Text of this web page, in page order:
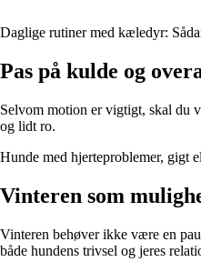
Daglige rutiner med kæledyr:
Pas på kulde og
Selvom motion er vigtigt, skal du
og lidt ro.
Hunde med hjerteproblemer, gigt
Vinteren som
Vinteren behøver ikke være en
både hundens trivsel og jeres